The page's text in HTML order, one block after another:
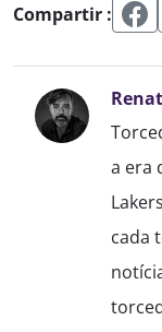
Compartir :
a era
cada